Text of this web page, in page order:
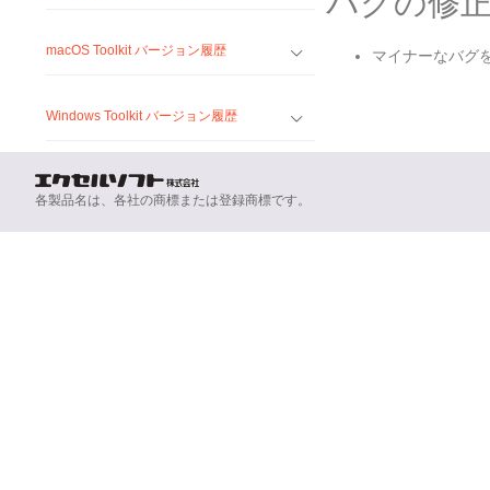
マイナーなバグ
macOS Toolkit バージョン履歴
Windows Toolkit バージョン履歴
各製品名は、各社の商標または登録商標です。